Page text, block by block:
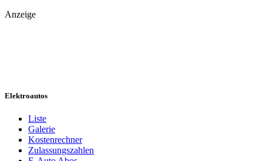
Anzeige
Elektroautos
Liste
Galerie
Kostenrechner
Zulassungszahlen